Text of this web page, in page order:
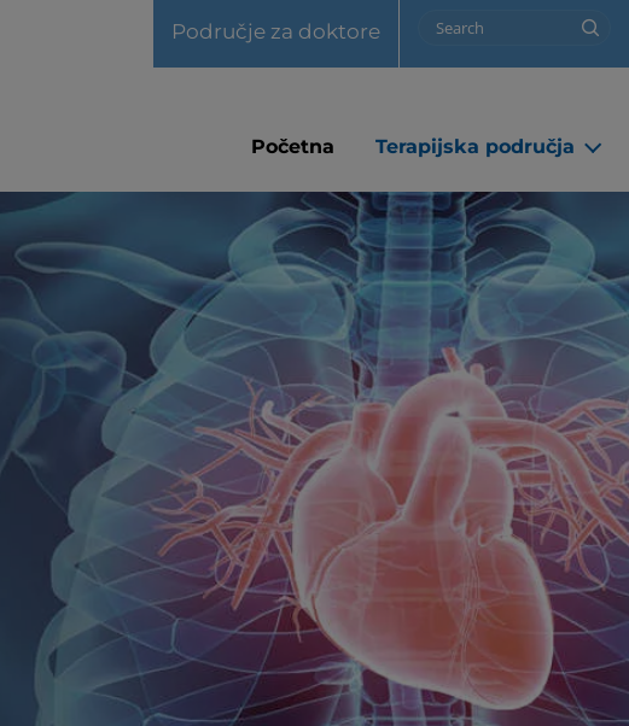
Područje za doktore Search
Početna Terapijska područja